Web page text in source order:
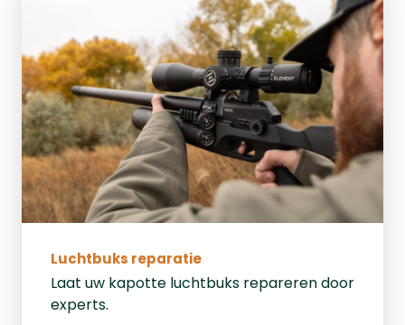
Luchtbuks reparatie
Laat uw kapotte luchtbuks repareren door
experts.